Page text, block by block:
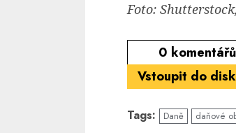
Foto:
0 komentářů
Vstoupit do
Tags: Daně daňové